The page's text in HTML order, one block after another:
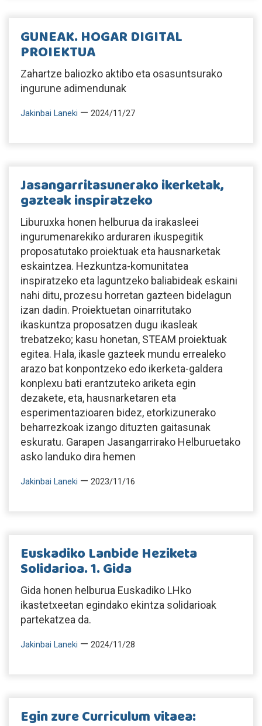
GUNEAK. HOGAR DIGITAL
PROIEKTUA
Zahartze baliozko aktibo eta osasuntsurako
ingurune adimendunak
Jakinbai Laneki — 2024/11/27
Jasangarritasunerako ikerketak,
gazteak inspiratzeko
Liburuxka honen helburua da irakasleei
ingurumenarekiko arduraren ikuspegitik
proposatutako proiektuak eta hausnarketak
eskaintzea. Hezkuntza-komunitatea
inspiratzeko eta laguntzeko baliabideak eskaini
nahi ditu, prozesu horretan gazteen bidelagun
izan dadin. Proiektuetan oinarritutako
ikaskuntza proposatzen dugu ikasleak
trebatzeko; kasu honetan, STEAM proiektuak
egitea. Hala, ikasle gazteek mundu errealeko
arazo bat konpontzeko edo ikerketa-galdera
konplexu bati erantzuteko ariketa egin
dezakete, eta, hausnarketaren eta
esperimentazioaren bidez, etorkizunerako
beharrezkoak izango dituzten gaitasunak
eskuratu. Garapen Jasangarrirako Helburuetako
asko landuko dira hemen
Jakinbai Laneki — 2023/11/16
Euskadiko Lanbide Heziketa
Solidarioa. 1. Gida
Gida honen helburua Euskadiko LHko
ikastetxeetan egindako ekintza solidarioak
partekatzea da.
Jakinbai Laneki — 2024/11/28
Egin zure Curriculum vitaea: